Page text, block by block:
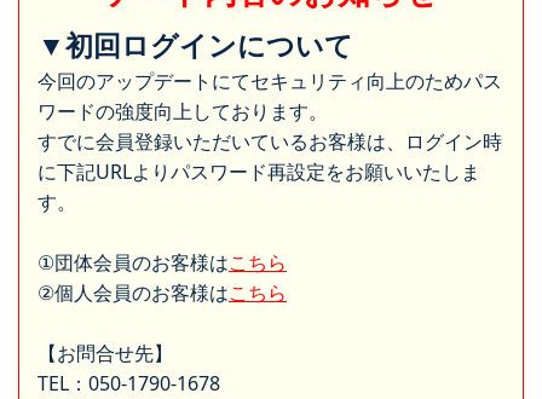
▼初回ログインについて
今回のアップデートにてセキュリティ向上のためパス
ワードの強度向上しております。
すでに会員登録いただいているお客様は、ログイン時
に下記URLよりパスワード再設定をお願いいたしま
す。
①団体会員のお客様はこちら
②個人会員のお客様はこちら
【お問合せ先】
TEL：050-1790-1678